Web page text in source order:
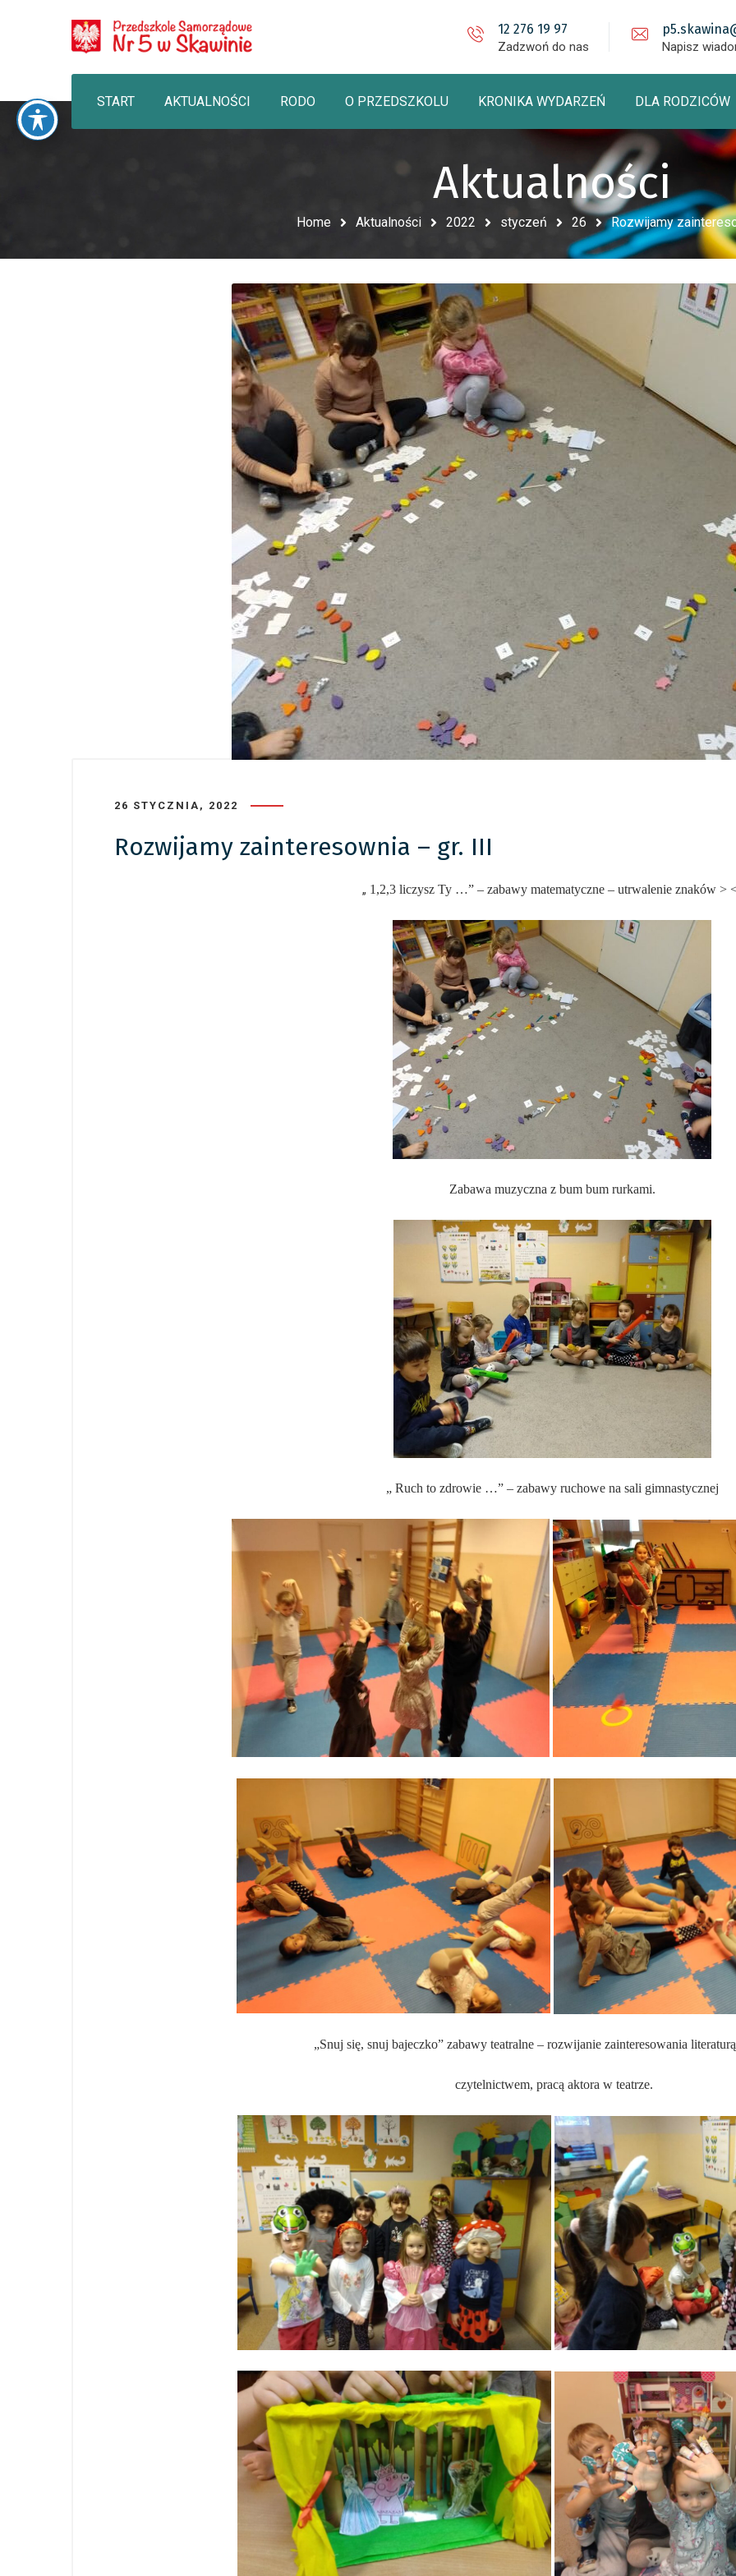
12 276 19 97
Zadzwoń do nas Napisz
START AKTUALNOŚCI RODO O PRZEDSZKOLU KRONIKA WYDARZEŃ DLA RODZICÓW
Aktualności
Home Aktualności 2022 styczeń 26 Rozwijamy
26 STYCZNIA, 2022
Rozwijamy zainteresownia – gr. III
„ 1,2,3 liczysz Ty …” – zabawy matematyczne – utrwalenie znaków >
Zabawa muzyczna z bum bum rurkami.
„ Ruch to zdrowie …” – zabawy ruchowe na sali gimnastycznej
„Snuj się, snuj bajeczko” zabawy teatralne – rozwijanie zainteresowania
czytelnictwem, pracą aktora w teatrze.